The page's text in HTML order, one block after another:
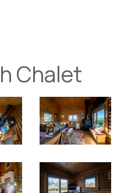
Chalet